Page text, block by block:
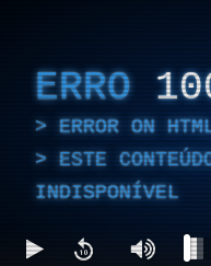
ERRO
ERROR ON
ESTE
INDISPONÍVEL